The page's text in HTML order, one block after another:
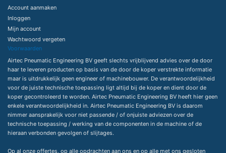
Account aanmaken
Inloggen
Mijn account
Wachtwoord vergeten
Voorwaarden
Airtec Pneumatic Engineering BV geeft slechts vrijblijvend advies over de door
haar te leveren producten op basis van de door de koper verstrekte informatie
maar is uitdrukkelijk geen engineer of machinebouwer. De verantwoordelijkheid
voor de juiste technische toepassing ligt altijd bij de koper en dient door de
koper gecontroleerd te worden. Airtec Pneumatic Engineering BV heeft hier geen
enkele verantwoordelijkheid in. Airtec Pneumatic Engineering BV is daarom
nimmer aansprakelijk voor niet passende / of onjuiste adviezen over de
technische toepassing / werking van de componenten in de machine of de
hieraan verbonden gevolgen of slijtages.
Op al onze offertes, op alle opdrachten aan ons en op alle met ons gesloten